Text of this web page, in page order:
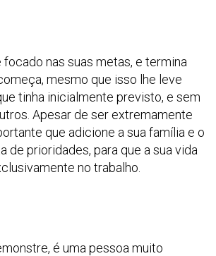
nas suas metas, e termina
mesmo que isso lhe leve
tinha inicialmente previsto, e sem
Apesar de ser extremamente
que adicione a sua família e o
de prioridades, para que a sua vida
no trabalho.
é uma pessoa muito